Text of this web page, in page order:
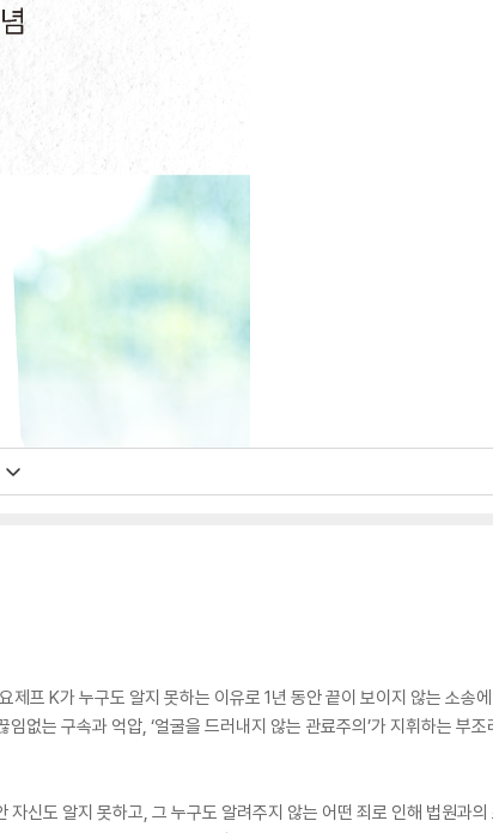
프 K가 누구도 알지 못하는 이유로 1년 동안 끝이 보이지 않는 소송
없는 구속과 억압, ‘얼굴을 드러내지 않는 관료주의’가 지휘하는 부조
신도 알지 못하고, 그 누구도 알려주지 않는 어떤 죄로 인해 법원과의